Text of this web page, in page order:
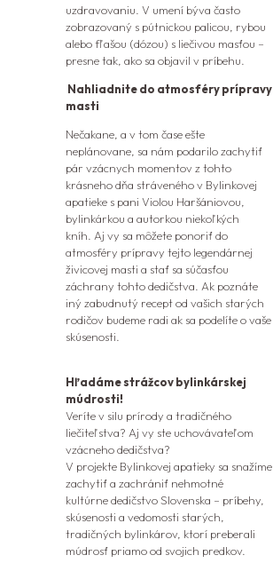
uzdravovaniu. V umení býva často
zobrazovaný s pútnickou palicou, rybou
alebo fľašou (dózou) s liečivou masťou –
presne tak, ako sa objavil v príbehu.
Nahliadnite do atmosféry prípravy
masti
Nečakane, a v tom čase ešte
neplánovane, sa nám podarilo zachytiť
pár vzácnych momentov z tohto
krásneho dňa stráveného v Bylinkovej
apatieke s pani Violou Haršániovou,
bylinkárkou a autorkou niekoľkých
kníh. Aj vy sa môžete ponoriť do
atmosféry prípravy tejto legendárnej
živicovej masti a stať sa súčasťou
záchrany tohto dedičstva. Ak poznáte
iný zabudnutý recept od vašich starých
rodičov budeme radi ak sa podelíte o vaše
skúsenosti.
Hľadáme strážcov bylinkárskej
múdrosti!
Veríte v silu prírody a tradičného
liečiteľstva? Aj vy ste uchovávateľom
vzácneho dedičstva?
V projekte Bylinkovej apatieky sa snažíme
zachytiť a zachrániť nehmotné
kultúrnededičstvo Slovenska – príbehy,
skúsenosti a vedomosti starých,
tradičných bylinkárov, ktorí preberali
múdrosť priamo od svojich predkov.